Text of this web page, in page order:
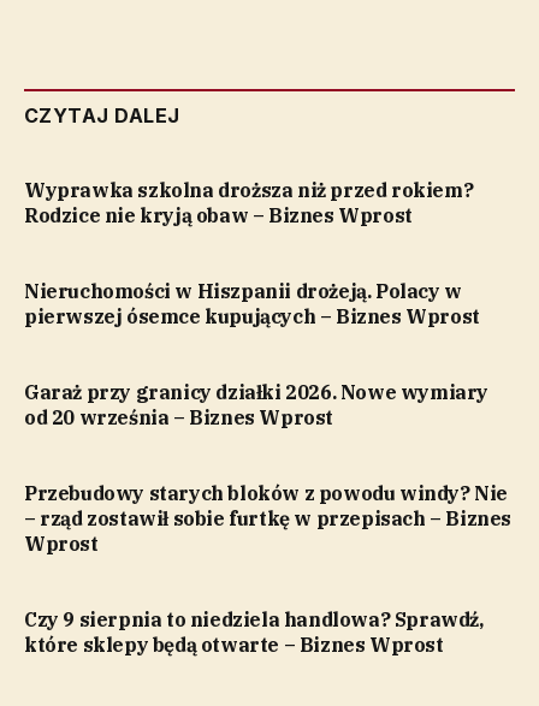
CZYTAJ DALEJ
Wyprawka szkolna droższa niż przed rokiem?
Rodzice nie kryją obaw – Biznes Wprost
Nieruchomości w Hiszpanii drożeją. Polacy w
pierwszej ósemce kupujących – Biznes Wprost
Garaż przy granicy działki 2026. Nowe wymiary
od 20 września – Biznes Wprost
Przebudowy starych bloków z powodu windy? Nie
– rząd zostawił sobie furtkę w przepisach – Biznes
Wprost
Czy 9 sierpnia to niedziela handlowa? Sprawdź,
które sklepy będą otwarte – Biznes Wprost